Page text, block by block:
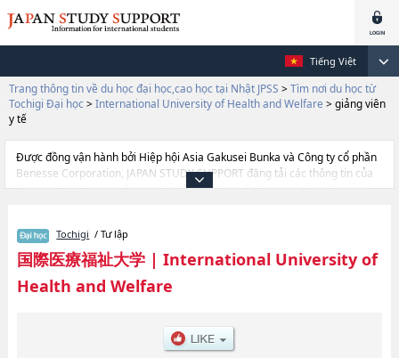
Tiếng Việt
Trang thông tin về du học đại học,cao học tại Nhật JPSS > Tìm nơi du học từ
Tochigi Đại học > International University of Health and Welfare > giảng viên
y tế
Được đồng vận hành bởi Hiệp hội Asia Gakusei Bunka và Công ty cổ phần
Benesse Corporation, JAPAN STUDY SUPPORT đăng tải các thông tin của
khoảng 1.300 trường đại học, cao học, trường đại học ngắn hạn, trường
and Welfare, và thông tin cần thiết dành cho du học sinh, như là về các
Ngành Health ScienceshoặcNgành Health and WelfarehoặcNgành
PharmacyhoặcNgành Health Sciences at FukuokahoặcNgành Nursing and
Rehabilitation Science at OdawarahoặcNgành Khoa Điều dưỡng tại
AkasakahoặcNgành Pharmacy at FukuokahoặcNgành Pharmacy at Narita,
thông tin về từng ngành học, thông tin liên quan đến thi tuyển như số
Tochigi / Tư lập
国際医療福祉大学| International University of
Health and Welfare